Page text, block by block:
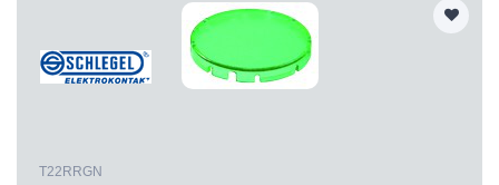
T22RRGN